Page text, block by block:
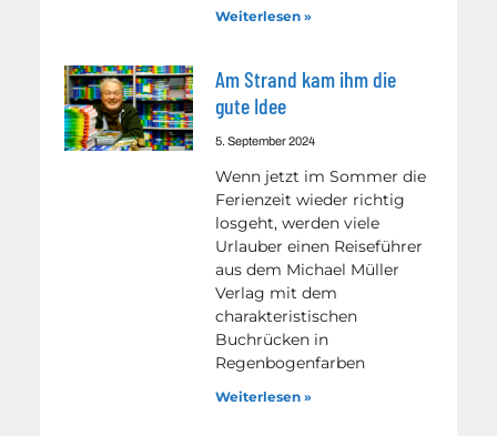
Weiterlesen »
Am Strand kam ihm die
gute Idee
5. September 2024
Wenn jetzt im Sommer die
Ferienzeit wieder richtig
losgeht, werden viele
Urlauber einen Reiseführer
aus dem Michael Müller
Verlag mit dem
charakteristischen
Buchrücken in
Regenbogenfarben
Weiterlesen »